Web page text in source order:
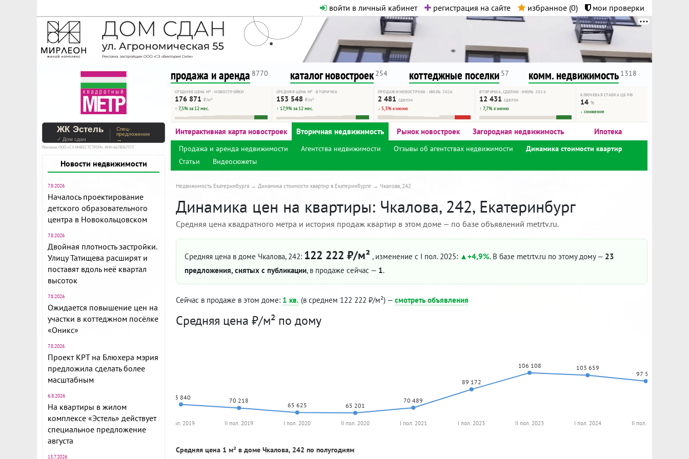
войти в личный кабинет регистрация на сайте избранное (0) мои проверки
На Метре реклама - только нормальная. Никакого шок-контента.
Помогайте независимому ресурсу, как он помогает вам. Удачи!
продажа и аренда 8770 каталог новостроек 254 коттеджные поселки 57 комм. недвижимость 1318
СРЕДНЯЯ ЦЕНА М² · НОВОСТРОЙКИ
176 871 ₽/м²
↑ 7,5% за 12 мес.
СРЕДНЯЯ ЦЕНА М² · ВТОРИЧКА
153 548 ₽/м²
↑ 17,9% за 12 мес.
ПРОДАЖИ НОВОСТРОЕК · ИЮЛЬ 2026
2 481 сделок
↓ 5,3% к июню
ВТОРИЧКА, СДЕЛКИ · ИЮЛЬ 2026
12 431 сделок
↑ 7,7% к июню
КЛЮЧЕВАЯ СТАВКА ЦБ РФ
14%
↓ снижение
ЖК Эстель
✓ Дом сдан
Спец-
предложение
→
Реклама. ООО «СЗ ИНВЕСТСТРОЙ», ИНН 6678067973
Новости недвижимости
7.8.2026
Началось проектирование
детского образовательного
центра в Новокольцовском
7.8.2026
Двойная плотность застройки.
Улицу Татищева расширят и
поставят вдоль неё квартал
высоток
7.8.2026
Ожидается повышение цен на
участки в коттеджном посёлке
«Оникс»
7.8.2026
Проект КРТ на Блюхера мэрия
предложила сделать более
масштабным
6.8.2026
На квартиры в жилом
комплексе «Эстель» действует
специальное предложение
августа
13.7.2026
Интерактивная карта новостроек Вторичная недвижимость Рынок новостроек Загородная недвижимость Ипотека
Продажа и аренда недвижимости Агентства недвижимости Отзывы об агентствах недвижимости
Динамика стоимости квартир
Статьи
Видеосюжеты
Недвижимость Екатеринбурга Динамика стоимости квартир в Екатеринбурге Чкалова, 242
Динамика цен на квартиры: Чкалова, 242, Екатеринбург
Средняя цена квадратного метра и история продаж квартир в этом доме — по базе объявлений metrtv.ru.
Средняя цена в доме Чкалова, 242: 122 222 ₽/м² , изменение с I пол. 2025: +4,9%. В базе metrtv.ru по этому дому — 23
предложения, снятых с публикации, в продаже сейчас — 1.
Сейчас в продаже в этом доме: 1 кв. (в среднем 122 222 ₽/м²) — смотреть объявления
Средняя цена ₽/м² по дому
73 840 70 218
65 625 65 201
70 489
89 172
106 108 103 659
97 590
I пол. 2019 II пол. 2019 I пол. 2020 II пол. 2020 I пол. 2021 I пол. 2023 II пол. 2023 I пол. 2024 II пол. 2024
Средняя цена 1 м² в доме Чкалова, 242 по полугодиям